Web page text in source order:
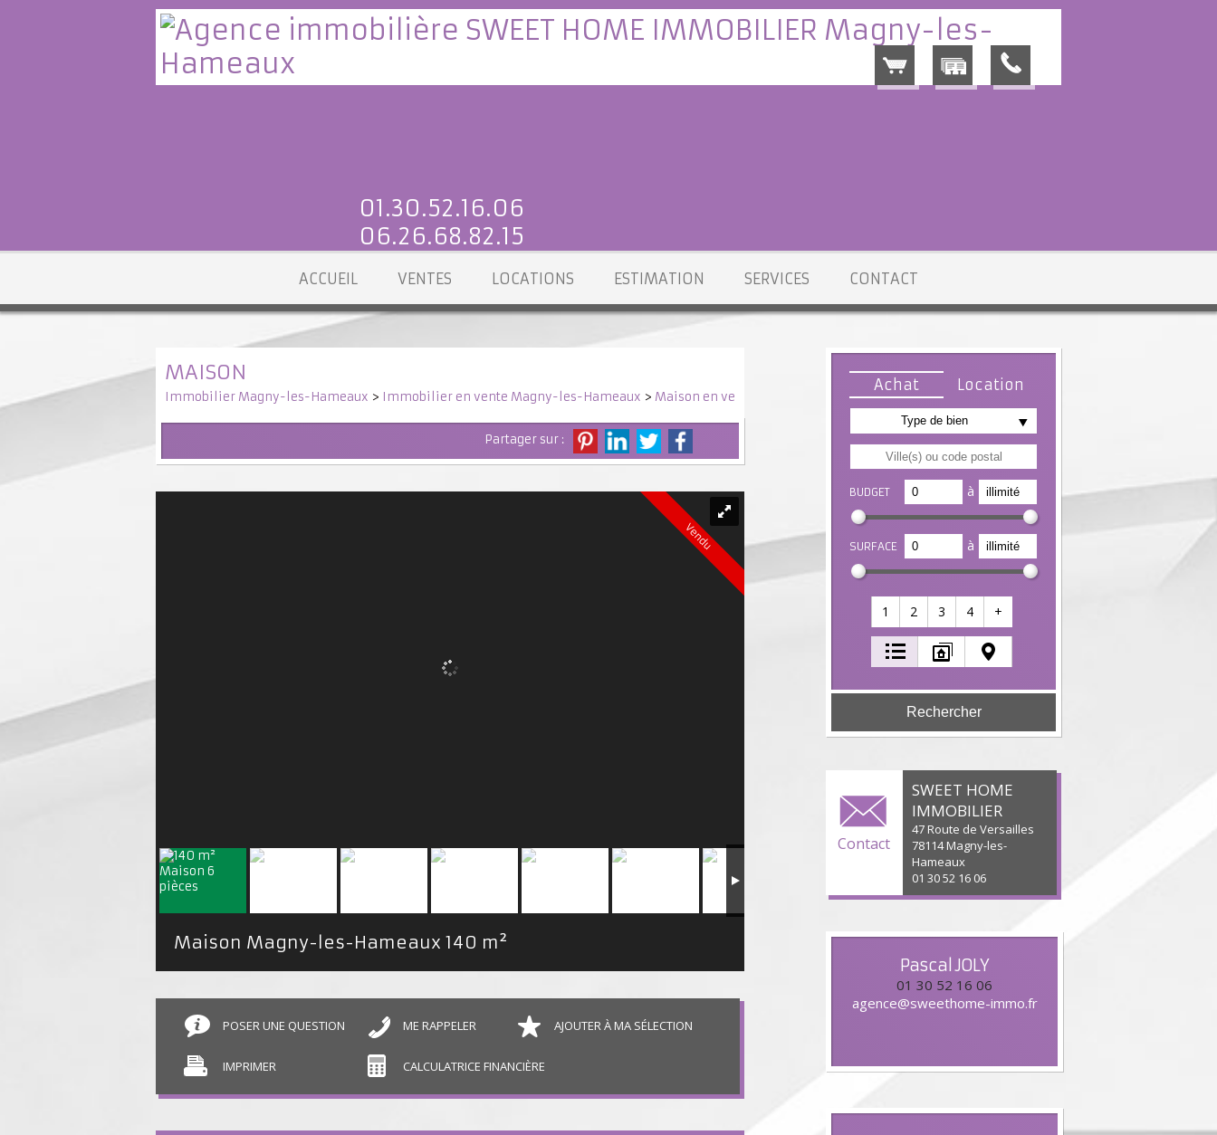
01.30.52.16.06
06.26.68.82.15
ACCUEIL VENTES LOCATIONS ESTIMATION SERVICES CONTACT
Achat Location
Type de bien
BUDGET à
SURFACE à
1 2 3 4 +
Contact
SWEET HOME
IMMOBILIER
47 Route de Versailles
78114 Magny-les-
Hameaux
01 30 52 16 06
Pascal JOLY
01 30 52 16 06
agence@sweethome-immo.fr
MAISON
Immobilier Magny-les-Hameaux > Immobilier en vente Magny-les-Hameaux > Maison en vente Magny-les-Hameaux> Maison VM765
Partager sur :
Vendu
Maison Magny-les-Hameaux 140 m²
POSER UNE QUESTION ME RAPPELER AJOUTER À MA SÉLECTION
IMPRIMER CALCULATRICE FINANCIÈRE